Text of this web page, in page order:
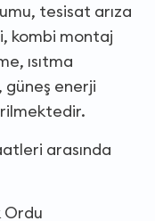
tesisat arıza
kombi montaj
ısıtma
enerji
arasında
Ordu